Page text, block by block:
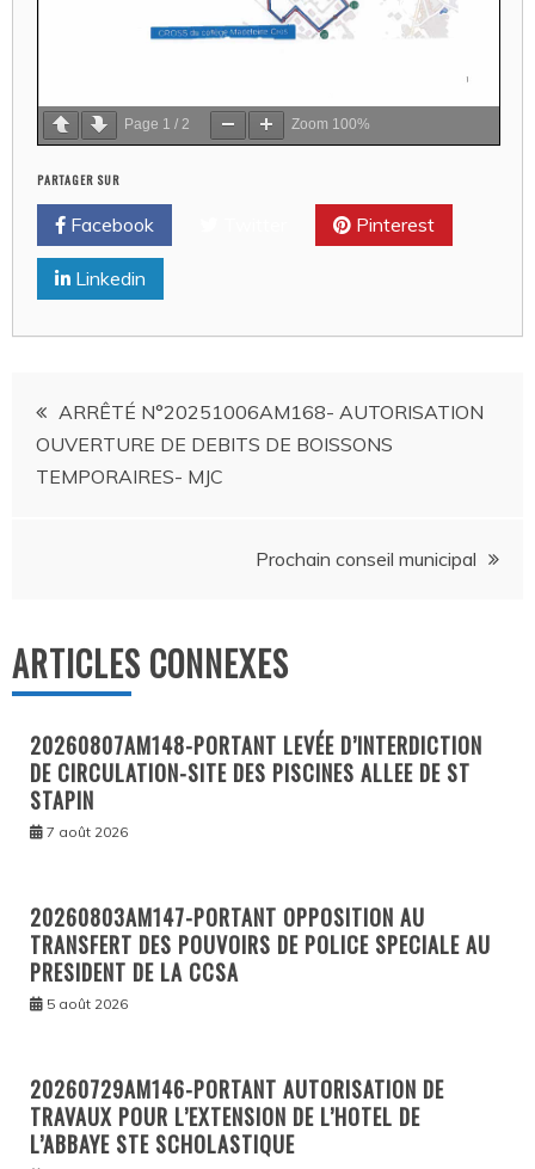
Page 1 / 2 Zoom 100%
PARTAGER SUR
Facebook Pinterest
Linkedin
Navigation
de
ARRÊTÉ N°20251006AM168- AUTORISATION
OUVERTURE DE DEBITS DE BOISSONS
TEMPORAIRES- MJC
Prochain conseil municipal
ARTICLES CONNEXES
20260807AM148-PORTANT LEVÉE D’INTERDICTION
DE CIRCULATION-SITE DES PISCINES ALLEE DE ST
STAPIN
7 août 2026
20260803AM147-PORTANT OPPOSITION AU
TRANSFERT DES POUVOIRS DE POLICE SPECIALE AU
PRESIDENT DE LA CCSA
5 août 2026
20260729AM146-PORTANT AUTORISATION DE
TRAVAUX POUR L’EXTENSION DE L’HOTEL DE
L’ABBAYE STE SCHOLASTIQUE